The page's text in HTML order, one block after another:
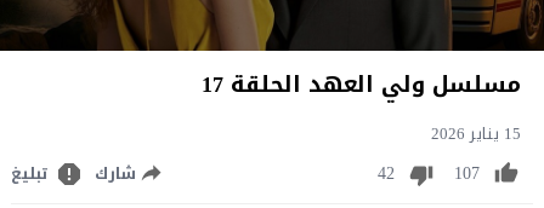
مسلسل ولي العهد الحلقة 17
15 يناير 2026
107
42 شارك تبليغ